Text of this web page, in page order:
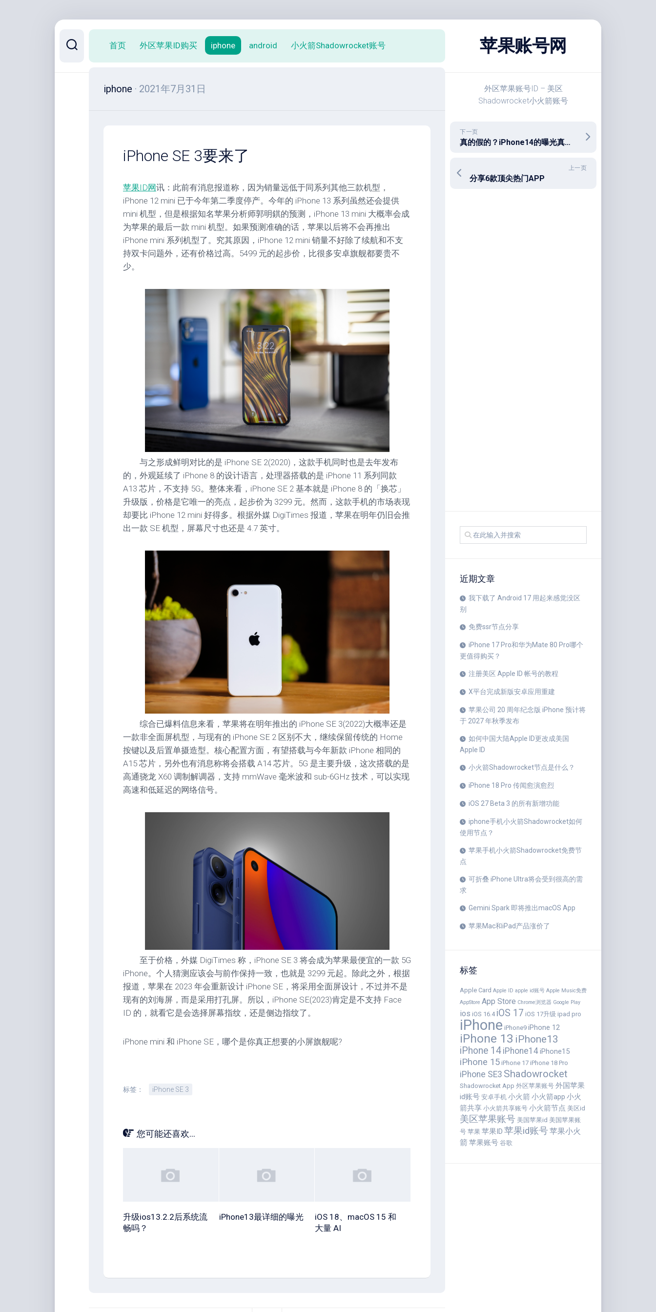
苹果账号网
外区苹果账号ID – 美区
Shadowrocket小火箭账号
下一页
真的假的？iPhone14的曝光真正面屏
上一页
分享6款顶尖热门APP
近期文章
我下载了 Android 17 用起来感觉没区
别
免费ssr节点分享
iPhone 17 Pro和华为Mate 80 Pro哪个
更值得购买？
注册美区 Apple ID 帐号的教程
X平台完成新版安卓应用重建
苹果公司 20 周年纪念版 iPhone 预计将
于 2027 年秋季发布
如何中国大陆Apple ID更改成美国
Apple ID
小火箭Shadowrocket节点是什么？
iPhone 18 Pro 传闻愈演愈烈
iOS 27 Beta 3 的所有新增功能
iphone手机小火箭Shadowrocket如何
使用节点？
苹果手机小火箭Shadowrocket免费节
点
可折叠 iPhone Ultra将会受到很高的需
求
Gemini Spark 即将推出macOS App
苹果Mac和iPad产品涨价了
标签
Apple Card Apple ID apple id账号 Apple Music免费
AppStore App Store Chrome浏览器 Google Play
ios iOS 16.4 iOS 17 iOS 17升级 ipad pro
iPhone iPhone9 iPhone 12
iPhone 13 iPhone13
iPhone 14 iPhone14iPhone15
iPhone 15 iPhone 17 iPhone 18 Pro
iPhone SE3 Shadowrocket
Shadowrocket App 外区苹果账号 外国苹果
id账号 安卓手机 小火箭 小火箭app 小火
箭共享 小火箭共享账号 小火箭节点 美区id
美区苹果账号 美国苹果id 美国苹果账
号 苹果 苹果ID 苹果id账号苹果小火
箭苹果账号 谷歌
首页 外区苹果ID购买 iphone android 小火箭Shadowrocket账号
iphone · 2021年7月31日
iPhone SE 3要来了
苹果ID网讯：此前有消息报道称，因为销量远低于同系列其他三款机型，
iPhone 12 mini 已于今年第二季度停产。今年的 iPhone 13 系列虽然还会提供
mini 机型，但是根据知名苹果分析师郭明錤的预测，iPhone 13 mini 大概率会成
为苹果的最后一款 mini 机型。如果预测准确的话，苹果以后将不会再推出
iPhone mini 系列机型了。究其原因，iPhone 12 mini 销量不好除了续航和不支
持双卡问题外，还有价格过高。5499 元的起步价，比很多安卓旗舰都要贵不
少。
与之形成鲜明对比的是 iPhone SE 2(2020)，这款手机同时也是去年发布
的，外观延续了 iPhone 8 的设计语言，处理器搭载的是 iPhone 11 系列同款
A13 芯片，不支持 5G。整体来看，iPhone SE 2 基本就是 iPhone 8 的「换芯」
升级版，价格是它唯一的亮点，起步价为 3299 元。然而，这款手机的市场表现
却要比 iPhone 12 mini 好得多。根据外媒 DigiTimes 报道，苹果在明年仍旧会推
出一款 SE 机型，屏幕尺寸也还是 4.7 英寸。
综合已爆料信息来看，苹果将在明年推出的 iPhone SE 3(2022)大概率还是
一款非全面屏机型，与现有的 iPhone SE 2 区别不大，继续保留传统的 Home
按键以及后置单摄造型。核心配置方面，有望搭载与今年新款 iPhone 相同的
A15 芯片，另外也有消息称将会搭载 A14 芯片。5G 是主要升级，这次搭载的是
高通骁龙 X60 调制解调器，支持 mmWave 毫米波和 sub-6GHz 技术，可以实现
高速和低延迟的网络信号。
至于价格，外媒 DigiTimes 称，iPhone SE 3 将会成为苹果最便宜的一款 5G
iPhone。个人猜测应该会与前作保持一致，也就是 3299 元起。除此之外，根据
报道，苹果在 2023 年会重新设计 iPhone SE，将采用全面屏设计，不过并不是
现有的刘海屏，而是采用打孔屏。所以，iPhone SE(2023)肯定是不支持 Face
ID 的，就看它是会选择屏幕指纹，还是侧边指纹了。
iPhone mini 和 iPhone SE，哪个是你真正想要的小屏旗舰呢?
标签： iPhone SE 3
您可能还喜欢...
升级ios13.2.2后系统流
畅吗？
iPhone13最详细的曝光
iOS 18、macOS 15 和
大量 AI